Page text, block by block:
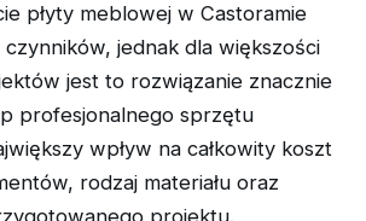
płyty meblowej w Castoramie
jednak dla większości
jest to rozwiązanie znacznie
profesjonalnego sprzętu
wpływ na całkowity koszt
rodzaj materiału oraz